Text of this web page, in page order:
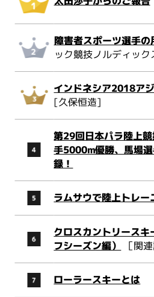
障害者スポーツ選手の
ック競技ノルディッ
インドネシア2018ア
[久保恒造]
第29回日本パラ陸上
手5000m優勝、馬場
録！
ラムサウで陸上トレー
クロスカントリース
フシーズン編） ［関
ローラースキーとは